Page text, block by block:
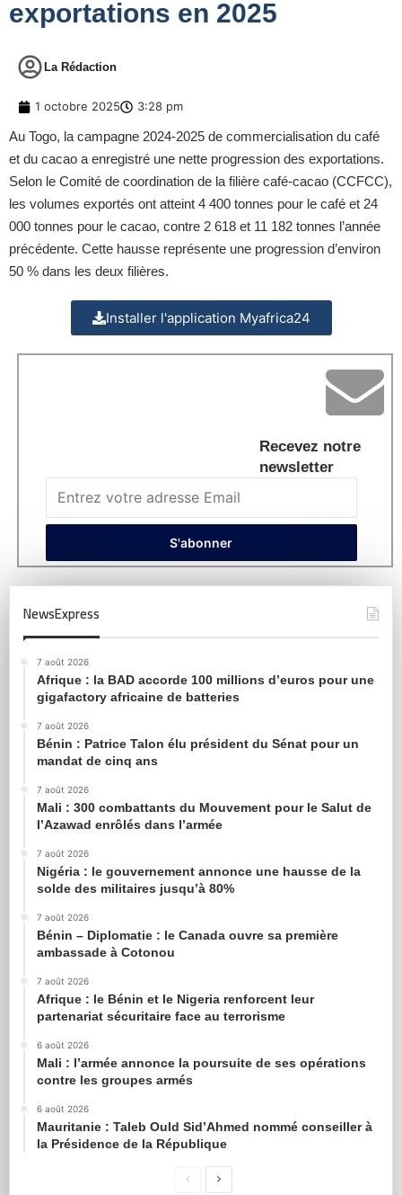
exportations en 2025
La Rédaction
1 octobre 2025 3:28 pm
Au Togo, la campagne 2024-2025 de commercialisation du café
et du cacao a enregistré une nette progression des exportations.
Selon le Comité de coordination de la filière café-cacao (CCFCC),
les volumes exportés ont atteint 4 400 tonnes pour le café et 24
000 tonnes pour le cacao, contre 2 618 et 11 182 tonnes l’année
précédente. Cette hausse représente une progression d’environ
50 % dans les deux filières.
Installer l'application Myafrica24
Recevez notre
newsletter
NewsExpress
7 août 2026
Afrique : la BAD accorde 100 millions d’euros pour une
gigafactory africaine de batteries
7 août 2026
Bénin : Patrice Talon élu président du Sénat pour un
mandat de cinq ans
7 août 2026
Mali : 300 combattants du Mouvement pour le Salut de
l’Azawad enrôlés dans l’armée
7 août 2026
Nigéria : le gouvernement annonce une hausse de la
solde des militaires jusqu’à 80%
7 août 2026
Bénin – Diplomatie : le Canada ouvre sa première
ambassade à Cotonou
7 août 2026
Afrique : le Bénin et le Nigeria renforcent leur
partenariat sécuritaire face au terrorisme
6 août 2026
Mali : l’armée annonce la poursuite de ses opérations
contre les groupes armés
6 août 2026
Mauritanie : Taleb Ould Sid’Ahmed nommé conseiller à
la Présidence de la République